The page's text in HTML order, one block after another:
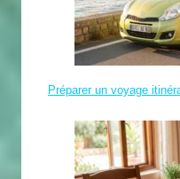
Préparer un voyage